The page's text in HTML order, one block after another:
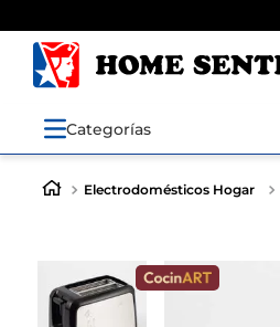
Categorías
Electrodomésticos Hogar